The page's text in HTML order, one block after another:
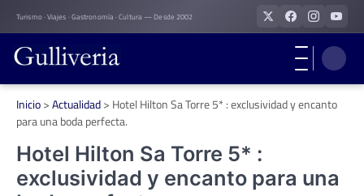
Skip
to
content
Turismo · Viajes · Gastronomía · Cultura — Desde 2002
Inicio>Actualidad> Hotel Hilton Sa Torre 5* : exclusividad y encanto
para una boda perfecta.
Hotel Hilton Sa Torre 5* :
exclusividad y encanto para una